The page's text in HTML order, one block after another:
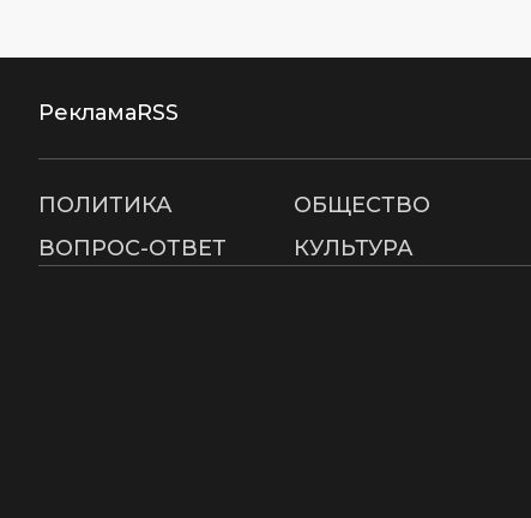
РекламаRSS
ПОЛИТИКА ОБЩЕСТВО
ВОПРОС-ОТВЕТ
КУЛЬТУРА